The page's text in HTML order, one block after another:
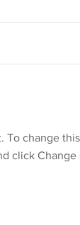
To change
click Change